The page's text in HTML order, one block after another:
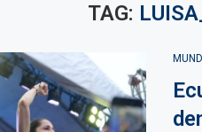
TAG: